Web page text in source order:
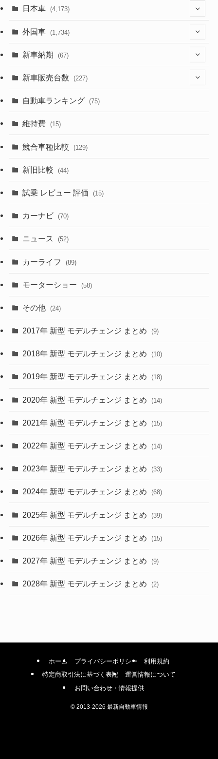
日本車 (4,173)
(1,321)
(329)
(357)
(328)
(253)
外国車 (1,734)
(242)
(85)
(84)
(50)
(43)
(6)
(9)
(30)
(27)
(58)
(28)
(27)
(26)
(10)
(35)
(10)
(9)
(22)
(4)
(9)
(4)
(1)
新車納期 (67)
(28)
(8)
(3)
(3)
新車販売台数 (227)
(21)
(5)
(7)
自動車ランキング (75)
維持費 (15)
競合車種比較 (129)
新旧比較 (44)
試乗 レビュー 評価 (15)
カーナビ (70)
ニュース (52)
カーライフ (89)
モーターショー (58)
その他 (24)
2017年 新型 モデルチェンジ まとめ (9)
2018年 新型 モデルチェンジ まとめ (10)
2019年 新型 モデルチェンジ まとめ (18)
2020年 新型 モデルチェンジ まとめ (14)
2021年 新型 モデルチェンジ まとめ (15)
2022年 新型 モデルチェンジ まとめ (14)
2023年 新型 モデルチェンジ まとめ (33)
2024年 新型 モデルチェンジ まとめ (68)
2025年 新型 モデルチェンジ まとめ (39)
2026年 新型 モデルチェンジ まとめ (15)
2027年 新型 モデルチェンジ まとめ (9)
2028年 新型 モデルチェンジ まとめ (2)
ホーム プライバシーポリシー
利用規約
特定商取引法に基づく表記
運営情報について
お問い合わせ・情報提供
©2013-2026 最新自動車情報